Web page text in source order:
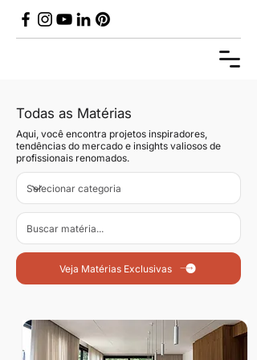
Todas as Matérias
Aqui, você encontra projetos inspiradores,
tendências do mercado e insights valiosos de
profissionais renomados.
Veja Matérias Exclusivas